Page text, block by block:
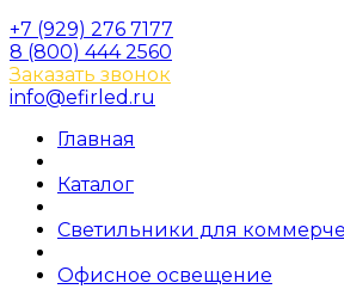
+7 (929) 276 7177
8 (800) 444 2560
Заказать звонок
info@efirled.ru
Главная
Каталог
Светильники для
Офисное освещение